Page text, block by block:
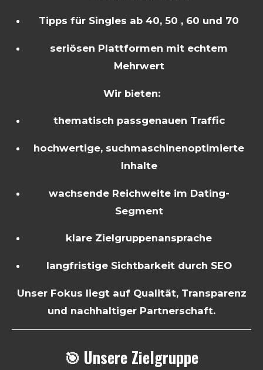
Tipps für Singles ab 40, 50 , 60 und 70
seriösen Plattformen mit echtem
Mehrwert
Wir bieten:
thematisch passgenauen Traffic
hochwertige, suchmaschinenoptimierte
Inhalte
wachsende Reichweite im Dating-
Segment
klare Zielgruppenansprache
langfristige Sichtbarkeit durch SEO
Unser Fokus liegt auf Qualität, Transparenz
und nachhaltiger Partnerschaft.
🎯 Unsere Zielgruppe